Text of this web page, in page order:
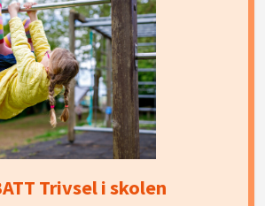
Trivsel i skolen